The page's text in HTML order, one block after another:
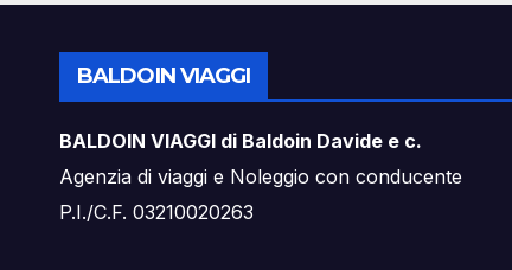
BALDOIN VIAGGI
BALDOIN VIAGGI di Baldoin Davide e c.
Agenzia di viaggi e Noleggio con conducente
P.I./C.F. 03210020263